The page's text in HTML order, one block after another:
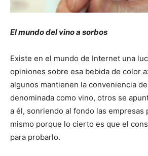
El mundo del vino a sorbos
Existe en el mundo de Internet una
opiniones sobre esa bebida de color
algunos mantienen la conveniencia
denominada como vino, otros se
a él, sonriendo al fondo las empresas
mismo porque lo cierto es que el
para probarlo.